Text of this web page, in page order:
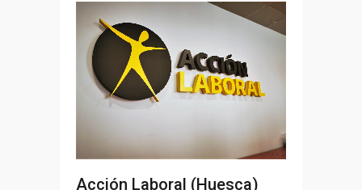
Acción Laboral (Huesca)